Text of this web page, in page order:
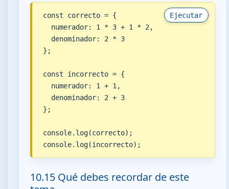
Ejecutar
const correcto = {
  numerador: 1 * 3 + 1 * 2,
  denominador: 2 * 3
};
const incorrecto = {
  numerador: 1 + 1,
  denominador: 2 + 3
};
console.log(correcto);
console.log(incorrecto);
10.15 Qué debes recordar de este